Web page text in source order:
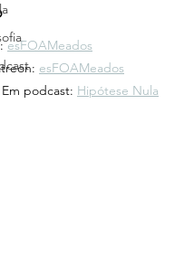
esFOAMeados
esFOAMeados
		Em podcast:
Hipótese Nula